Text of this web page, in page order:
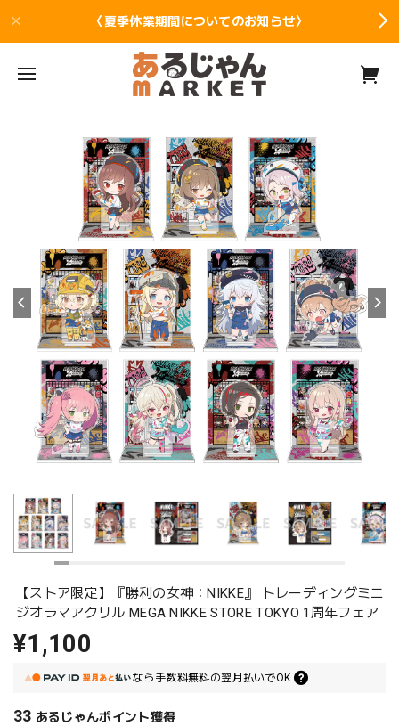
〈夏季休業期間についてのお知らせ〉
【ストア限定】『勝利の女神：NIKKE』 トレーディングミニ
ジオラマアクリル MEGA NIKKE STORE TOKYO 1周年フェア
¥1,100
なら 手数料無料の翌月払いでOK
33 あるじゃんポイント獲得